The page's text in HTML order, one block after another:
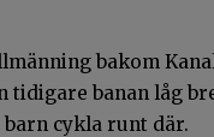
bakom
tidigare banan låg
barn cykla runt där.